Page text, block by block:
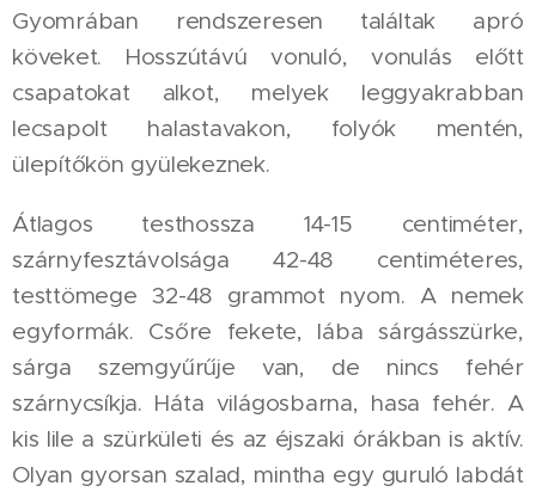
Gyomrában rendszeresen találtak apró
köveket. Hosszútávú vonuló, vonulás előtt
csapatokat alkot, melyek leggyakrabban
lecsapolt halastavakon, folyók mentén,
ülepítőkön gyülekeznek.
Átlagos testhossza 14-15 centiméter,
szárnyfesztávolsága 42-48 centiméteres,
testtömege 32-48 grammot nyom. A nemek
egyformák. Csőre fekete, lába sárgásszürke,
sárga szemgyűrűje van, de nincs fehér
szárnycsíkja. Háta világosbarna, hasa fehér. A
kis lile a szürkületi és az éjszaki órákban is aktív.
Olyan gyorsan szalad, mintha egy guruló labdát